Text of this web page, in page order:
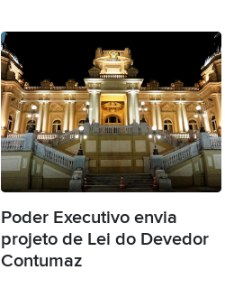
Poder Executivo envia
projeto de Lei do Devedor
Contumaz